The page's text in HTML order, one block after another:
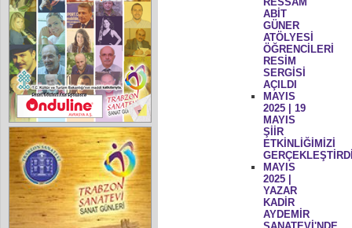
ABİT
GÜNER
ATÖLYESİ
ÖĞRENCİLERİ
RESİM
SERGİSİ
AÇILDI
MAYIS
2025 | 19
MAYIS
ŞİİR
ETKİNLİĞİMİZİ
MAYIS
2025 |
YAZAR
KADİR
AYDEMİR